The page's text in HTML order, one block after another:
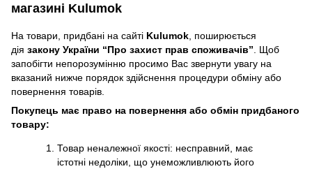
магазині Kulumok
На товари, придбані на сайті Kulumok , поширюється
дія закону України “Про захист прав споживачів” . Щоб
запобігти непорозумінню просимо Вас звернути увагу на
вказаний нижче порядок здійснення процедури обміну або
повернення товарів.
Покупець має право на повернення або обмін придбаного
товару:
Товар неналежної якості: несправний, має
істотні недоліки, що унеможливлюють його